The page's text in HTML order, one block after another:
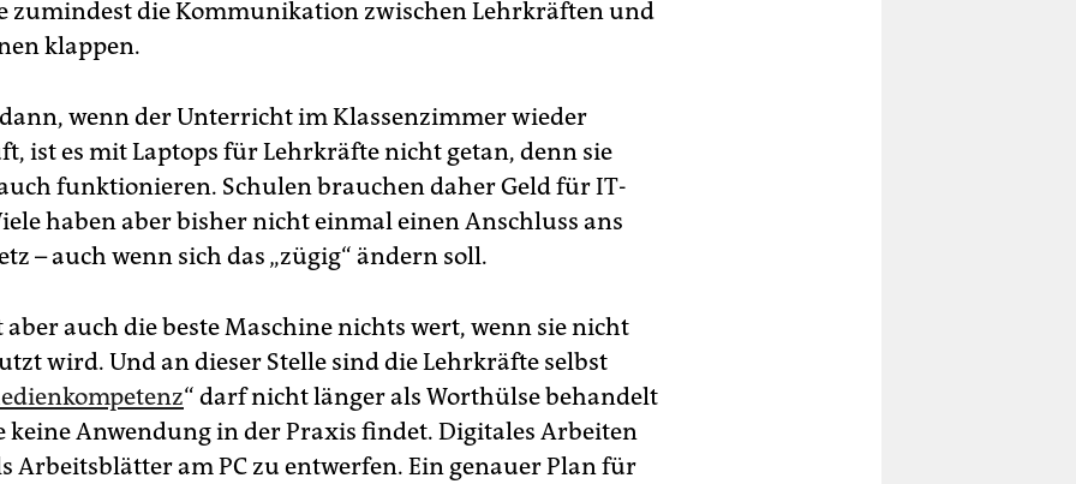
zumindest die Kommunikation zwischen Lehrkräften und
klappen.
wenn der Unterricht im Klassenzimmer wieder
ist es mit Laptops für Lehrkräfte nicht getan, denn sie
funktionieren. Schulen brauchen daher Geld für IT-
haben aber bisher nicht einmal einen Anschluss ans
– auch wenn sich das „zügig“ ändern soll.
auch die beste Maschine nichts wert, wenn sie nicht
wird. Und an dieser Stelle sind die Lehrkräfte selbst
“ darf nicht länger als Worthülse behandelt
keine Anwendung in der Praxis findet. Digitales Arbeiten
Arbeitsblätter am PC zu entwerfen. Ein genauer Plan für